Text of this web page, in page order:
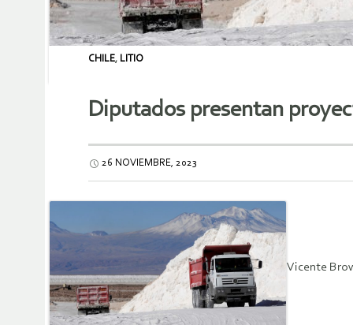
CHILE, LITIO
Diputados presentan
26 NOVIEMBRE, 2023
Vicente